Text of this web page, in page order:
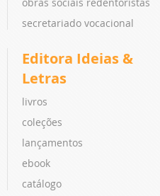
secretariado vocacional
Editora Ideias &
Letras
livros
coleções
lançamentos
ebook
catálogo